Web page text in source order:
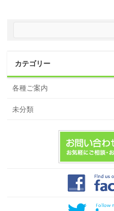
カテゴリー
各種ご案内
未分類